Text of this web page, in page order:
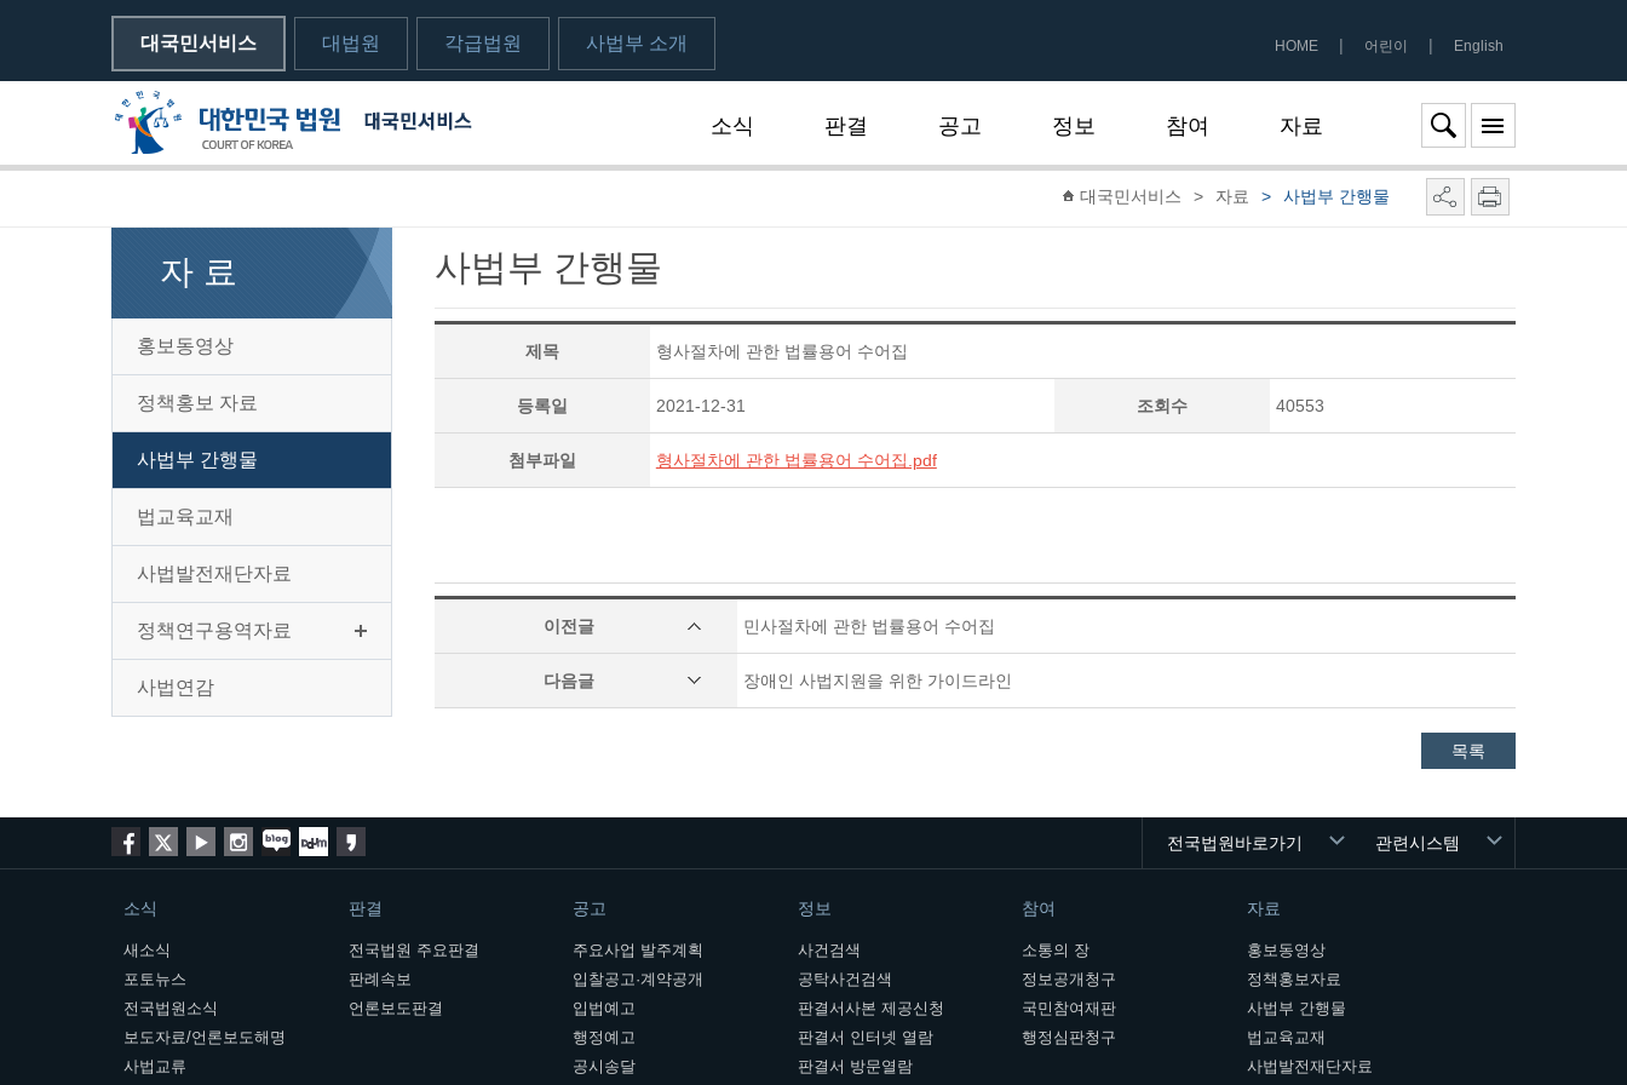
대국민서비스 대법원 각급법원 사법부 소개 HOME | 어린이 | English
소식 판결 공고 정보 참여 자료
메뉴전체보기
대국민서비스 > 자료 > 사법부 간행물
자 료
홍보동영상
정책홍보 자료
사법부 간행물
법교육교재
사법발전재단자료
정책연구용역자료
사법연감
사법부 간행물
제목 형사절차에 관한 법률용어 수어집
등록일 2021-12-31 조회수 40553
첨부파일 형사절차에 관한 법률용어 수어집.pdf
이전글 민사절차에 관한 법률용어 수어집
다음글 장애인 사법지원을 위한 가이드라인
목록
전국법원바로가기 관련시스템
소식
새소식
포토뉴스
전국법원소식
보도자료/언론보도해명
사법교류
판결
전국법원 주요판결
판례속보
언론보도판결
공고
주요사업 발주계획
입찰공고·계약공개
입법예고
행정예고
공시송달
정보
사건검색
공탁사건검색
판결서사본 제공신청
판결서 인터넷 열람
판결서 방문열람
참여
소통의 장
정보공개청구
국민참여재판
행정심판청구
자료
홍보동영상
정책홍보자료
사법부 간행물
법교육교재
사법발전재단자료